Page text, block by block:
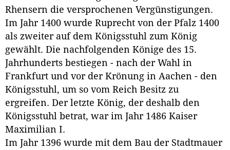
Rhensern die versprochenen Vergünstigungen.
Im Jahr 1400 wurde Ruprecht von der Pfalz 1400
als zweiter auf dem Königsstuhl zum König
gewählt. Die nachfolgenden Könige des 15.
Jahrhunderts bestiegen - nach der Wahl in
Frankfurt und vor der Krönung in Aachen - den
Königsstuhl, um so vom Reich Besitz zu
ergreifen. Der letzte König, der deshalb den
Königsstuhl betrat, war im Jahr 1486 Kaiser
Maximilian I.
Im Jahr 1396 wurde mit dem Bau der Stadtmauer